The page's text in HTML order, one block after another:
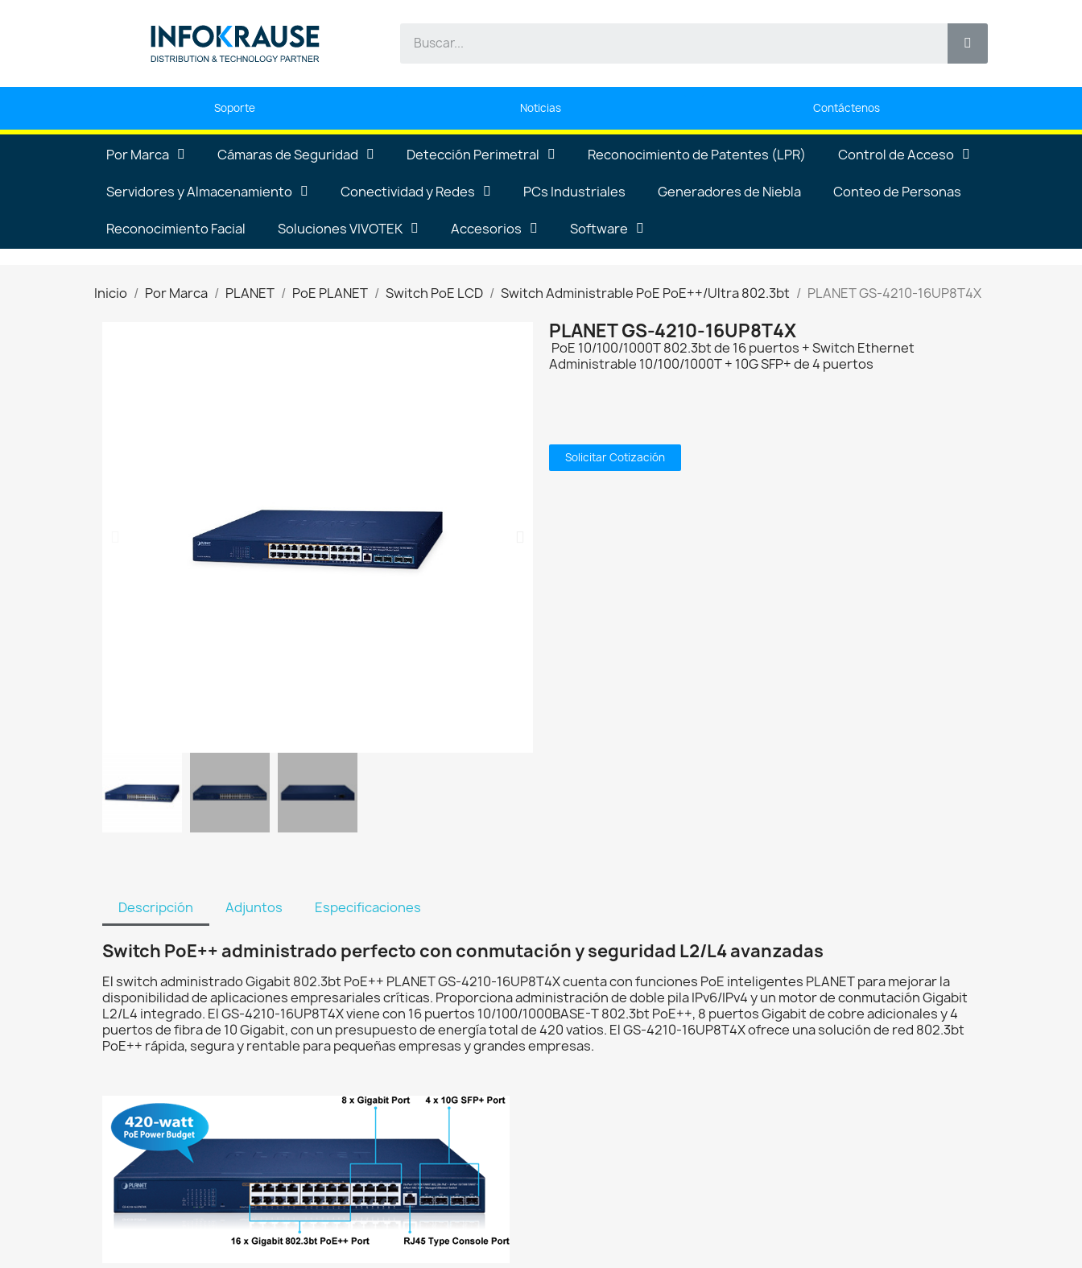
Soporte Noticias Contáctenos
Por Marca Cámaras de Seguridad Detección Perimetral Reconocimiento de Patentes (LPR) Control de Acceso
Servidores y Almacenamiento Conectividad y Redes PCs Industriales Generadores de Niebla Conteo de Personas
Reconocimiento Facial Soluciones VIVOTEK Accesorios Software
Inicio Por Marca PLANET PoE PLANET Switch PoE LCD Switch Administrable PoE PoE++/Ultra 802.3bt PLANET GS-4210-16UP8T4X
PLANET GS-4210-16UP8T4X
PoE 10/100/1000T 802.3bt de 16 puertos + Switch Ethernet
Administrable 10/100/1000T + 10G SFP+ de 4 puertos
Solicitar Cotización
Descripción Adjuntos Especificaciones
Switch PoE++ administrado perfecto con conmutación y seguridad L2/L4 avanzadas
El switch administrado Gigabit 802.3bt PoE++ PLANET GS-4210-16UP8T4X cuenta con funciones PoE inteligentes PLANET para mejorar la
disponibilidad de aplicaciones empresariales críticas. Proporciona administración de doble pila IPv6/IPv4 y un motor de conmutación Gigabit
L2/L4 integrado. El GS-4210-16UP8T4X viene con 16 puertos 10/100/1000BASE-T 802.3bt PoE++, 8 puertos Gigabit de cobre adicionales y 4
puertos de fibra de 10 Gigabit, con un presupuesto de energía total de 420 vatios. El GS-4210-16UP8T4X ofrece una solución de red 802.3bt
PoE++ rápida, segura y rentable para pequeñas empresas y grandes empresas.